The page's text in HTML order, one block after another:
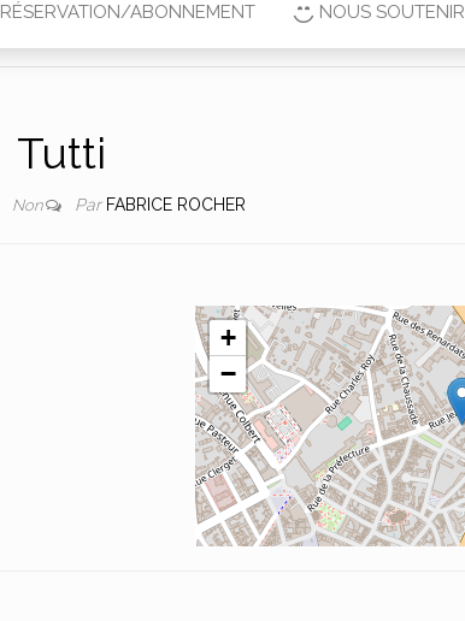
RÉSERVATION/ABONNEMENT NOUS SOUTENIR
Tutti
Non Par FABRICE ROCHER
+
−